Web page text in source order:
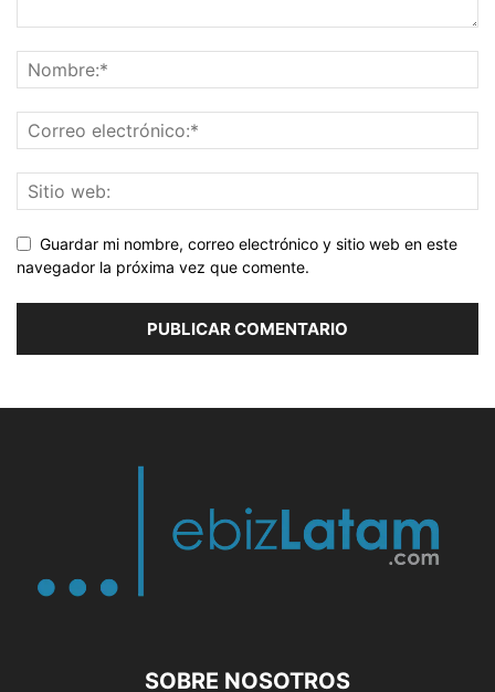
Guardar mi nombre, correo electrónico y sitio web en este
navegador la próxima vez que comente.
SOBRE NOSOTROS